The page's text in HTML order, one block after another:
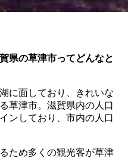
県の草津市ってどんなと
に面しており、きれいな
草津市。滋賀県内の人口
ンしており、市内の人口
ため多くの観光客が草津